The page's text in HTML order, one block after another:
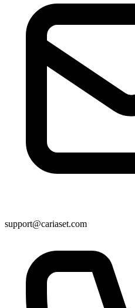
support@cariaset.com